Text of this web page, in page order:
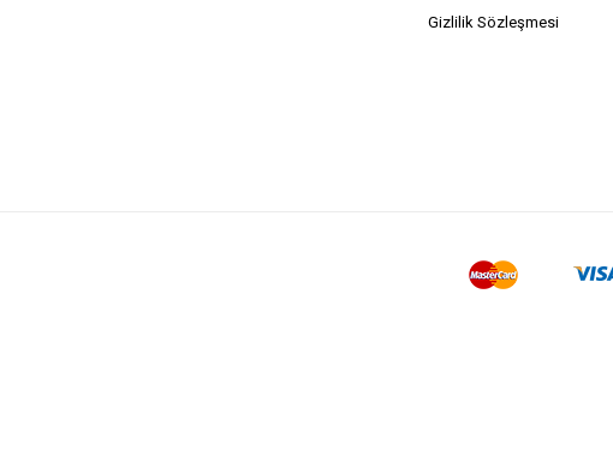
Gizlilik Sözleşmesi